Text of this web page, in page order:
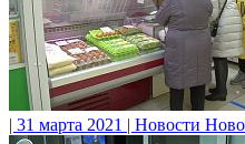
| 31 марта 2021 | Новости